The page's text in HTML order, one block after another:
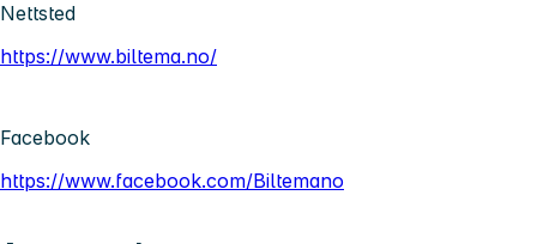
Nettsted
https://www.biltema.no/
Facebook
https://www.facebook.com/Biltemano